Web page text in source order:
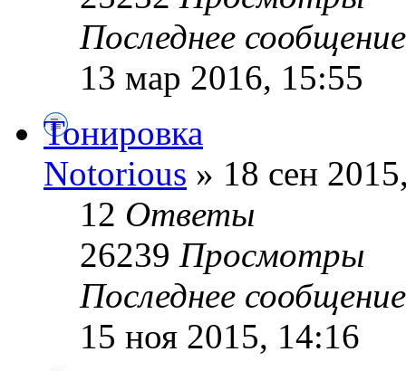
Последнее
13 мар 2016, 15:55
Тонировка
Notorious » 18 сен
12 Ответы
26239 Просмотры
Последнее
15 ноя 2015, 14:16